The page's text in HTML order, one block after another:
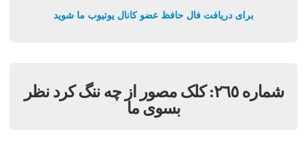
برای دریافت فال حافظ عضو کانال یوتیوب ما شوید
شماره ٢٦٥: کلک مصور از چه ننگ کرد نظر
بسوى ما